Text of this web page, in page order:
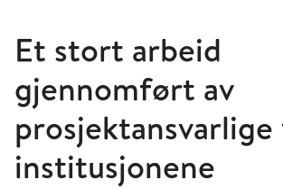
Et stort arbeid
gjennomført av
prosjektansvarlige
institusjonene